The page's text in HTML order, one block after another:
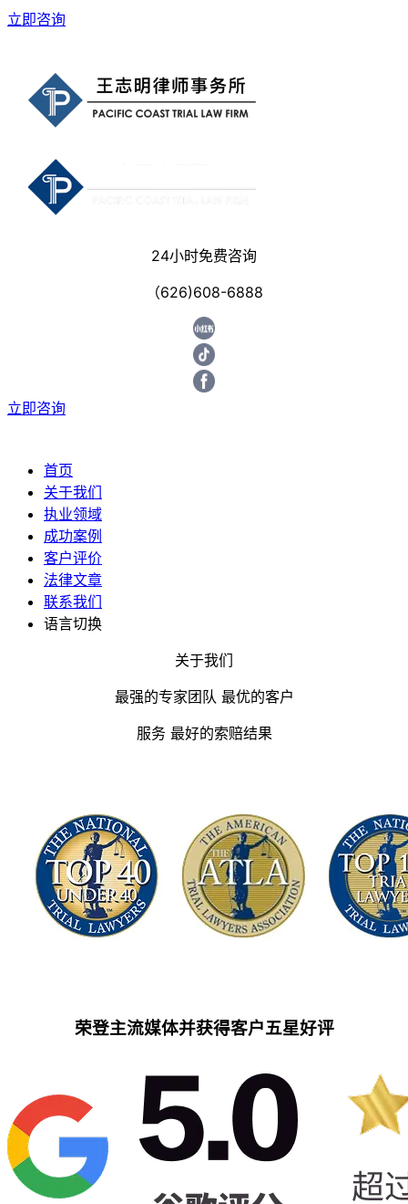
立即咨询
24小时免费咨询
（626)608-6888
立即咨询
首页
关于我们
执业领域
成功案例
客户评价
法律文章
联系我们
语言切换
关于我们
最强的专家团队 最优的客户
服务 最好的索赔结果
荣登主流媒体并获得客户五星好评